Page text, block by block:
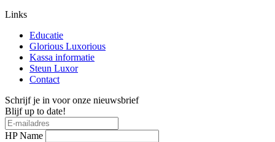
Links
Educatie
Glorious Luxorious
Kassa informatie
Steun Luxor
Contact
Schrijf je in voor onze nieuwsbrief
Blijf up to date!
HP Name